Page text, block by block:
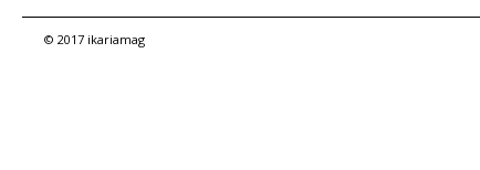
© 2017 ikariamag